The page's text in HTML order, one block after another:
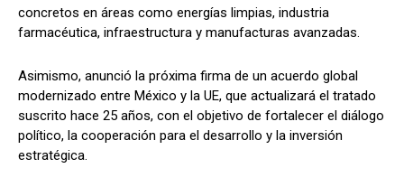
concretos en áreas como energías limpias, industria
farmacéutica, infraestructura y manufacturas avanzadas.
Asimismo, anunció la próxima firma de un acuerdo global
modernizado entre México y la UE, que actualizará el tratado
suscrito hace 25 años, con el objetivo de fortalecer el diálogo
político, la cooperación para el desarrollo y la inversión
estratégica.